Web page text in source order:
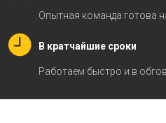
Опытная команда готова
В кратчайшие сроки
Работаем быстро и в